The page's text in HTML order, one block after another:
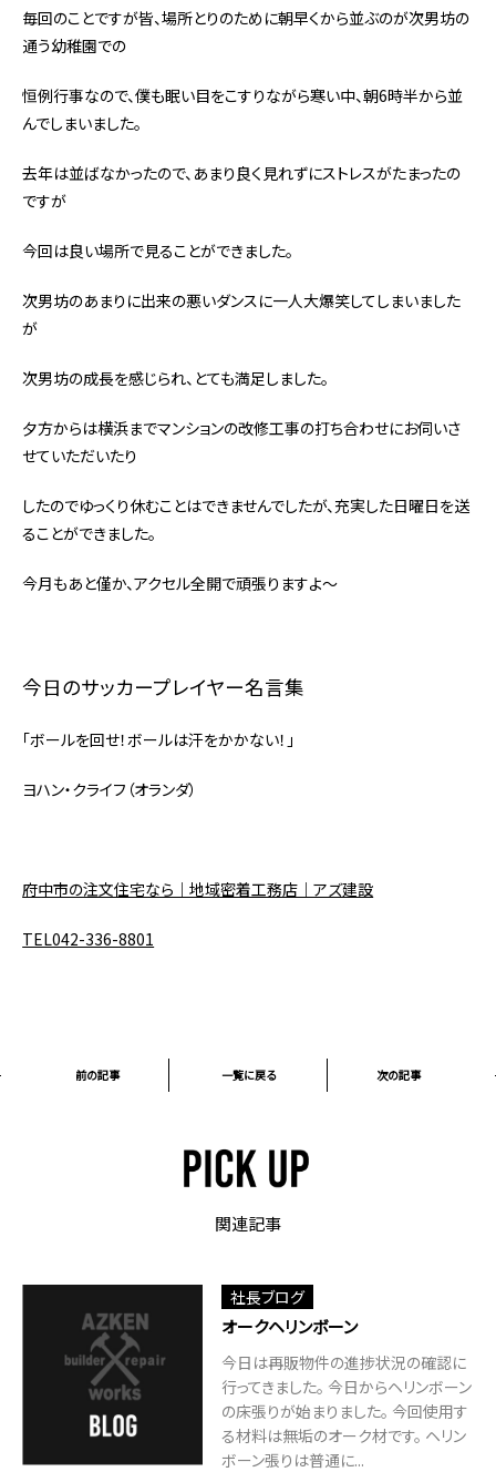
毎回のことですが皆、場所とりのために朝早くから並ぶのが次男坊の
通う幼稚園での
恒例行事なので、僕も眠い目をこすりながら寒い中、朝6時半から並
んでしまいました。
去年は並ばなかったので、あまり良く見れずにストレスがたまったの
ですが
今回は良い場所で見ることができました。
次男坊のあまりに出来の悪いダンスに一人大爆笑してしまいました
が
次男坊の成長を感じられ、とても満足しました。
夕方からは横浜までマンションの改修工事の打ち合わせにお伺いさ
せていただいたり
したのでゆっくり休むことはできませんでしたが、充実した日曜日を送
ることができました。
今月もあと僅か、アクセル全開で頑張りますよ～
今日のサッカープレイヤー名言集
「ボールを回せ！ボールは汗をかかない！」
ヨハン・クライフ（オランダ）
府中市の注文住宅なら｜地域密着工務店｜アズ建設
TEL042-336-8801
前の記事 一覧に戻る 次の記事
関連記事
社長ブログ
オークヘリンボーン
今日は再販物件の進捗状況の確認に
行ってきました。 今日からヘリンボーン
の床張りが始まりました。 今回使用す
る材料は無垢のオーク材です。 ヘリン
ボーン張りは普通に...